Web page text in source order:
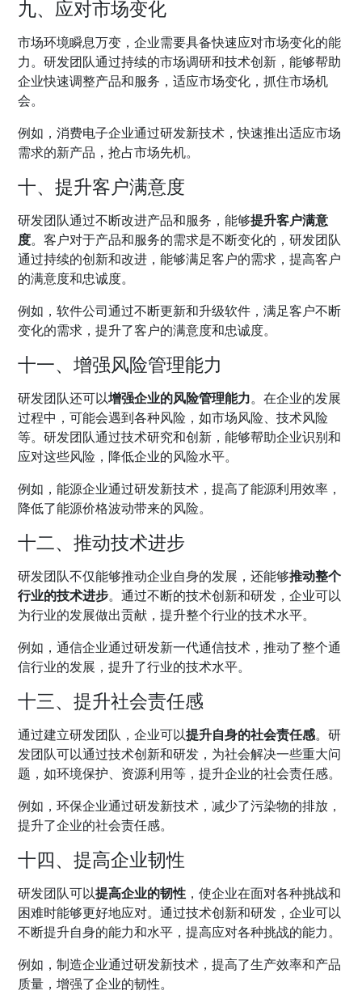
九、应对市场变化
市场环境瞬息万变，企业需要具备快速应对市场变化的能
力。研发团队通过持续的市场调研和技术创新，能够帮助
企业快速调整产品和服务，适应市场变化，抓住市场机
会。
例如，消费电子企业通过研发新技术，快速推出适应市场
需求的新产品，抢占市场先机。
十、提升客户满意度
研发团队通过不断改进产品和服务，能够提升客户满意
度。客户对于产品和服务的需求是不断变化的，研发团队
通过持续的创新和改进，能够满足客户的需求，提高客户
的满意度和忠诚度。
例如，软件公司通过不断更新和升级软件，满足客户不断
变化的需求，提升了客户的满意度和忠诚度。
十一、增强风险管理能力
研发团队还可以增强企业的风险管理能力。在企业的发展
过程中，可能会遇到各种风险，如市场风险、技术风险
等。研发团队通过技术研究和创新，能够帮助企业识别和
应对这些风险，降低企业的风险水平。
例如，能源企业通过研发新技术，提高了能源利用效率，
降低了能源价格波动带来的风险。
十二、推动技术进步
研发团队不仅能够推动企业自身的发展，还能够推动整个
行业的技术进步。通过不断的技术创新和研发，企业可以
为行业的发展做出贡献，提升整个行业的技术水平。
例如，通信企业通过研发新一代通信技术，推动了整个通
信行业的发展，提升了行业的技术水平。
十三、提升社会责任感
通过建立研发团队，企业可以提升自身的社会责任感。研
发团队可以通过技术创新和研发，为社会解决一些重大问
题，如环境保护、资源利用等，提升企业的社会责任感。
例如，环保企业通过研发新技术，减少了污染物的排放，
提升了企业的社会责任感。
十四、提高企业韧性
研发团队可以提高企业的韧性 ，使企业在面对各种挑战和
困难时能够更好地应对。通过技术创新和研发，企业可以
不断提升自身的能力和水平，提高应对各种挑战的能力。
例如，制造企业通过研发新技术，提高了生产效率和产品
质量，增强了企业的韧性。